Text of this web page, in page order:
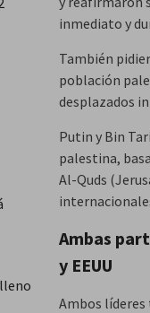
inmediato y
También
población
desplazados
Putin y Bin
palestina,
Al-Quds
Ambas
y EEUU
Ambos